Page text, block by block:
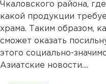
Чкаловского района,
какой продукции
храма. Таким образом,
сможет оказать
этого социально-
Азиатские новости....